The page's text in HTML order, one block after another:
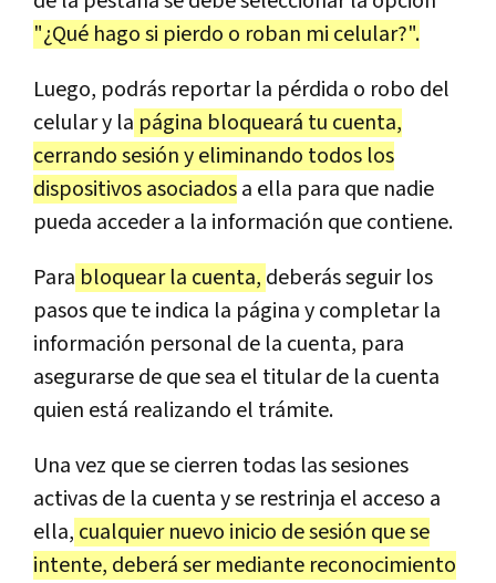
"¿Qué hago si pierdo o roban mi celular?".
Luego, podrás reportar la pérdida o robo del
celular y la página bloqueará tu cuenta,
cerrando sesión y eliminando todos los
dispositivos asociadosa ella para que nadie
pueda acceder a la información que contiene.
Para bloquear la cuenta, deberás seguir los
pasos que te indica la página y completar la
información personal de la cuenta, para
asegurarse de que sea el titular de la cuenta
quien está realizando el trámite.
Una vez que se cierren todas las sesiones
activas de la cuenta y se restrinja el acceso a
ella, cualquier nuevo inicio de sesión que se
intente, deberá ser mediante reconocimiento